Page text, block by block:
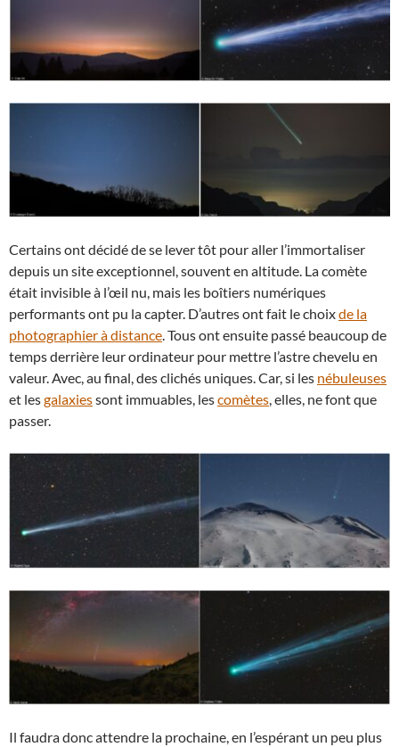
Certains ont décidé de se lever tôt pour aller l’immortaliser
depuis un site exceptionnel, souvent en altitude. La comète
était invisible à l’œil nu, mais les boîtiers numériques
performants ont pu la capter. D’autres ont fait le choixde la
photographier à distance. Tous ont ensuite passé beaucoup de
temps derrière leur ordinateur pour mettre l’astre chevelu en
valeur. Avec, au final, des clichés uniques. Car, si les nébuleuses
et lesgalaxiessont immuables, lescomètes, elles, ne font que
passer.
Il faudra donc attendre la prochaine, en l’espérant un peu plus